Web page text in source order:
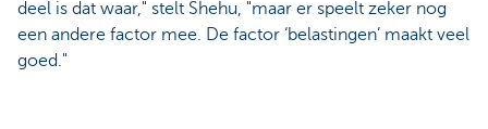
deel is dat waar," stelt Shehu, "maar er speelt zeker nog
een andere factor mee. De factor ‘belastingen’ maakt veel
goed."